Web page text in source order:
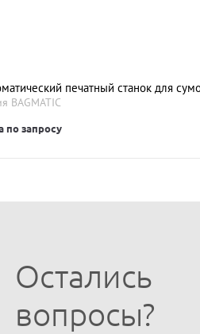
печатный станок для
BAGMATIC
по запросу
Остались
вопросы?